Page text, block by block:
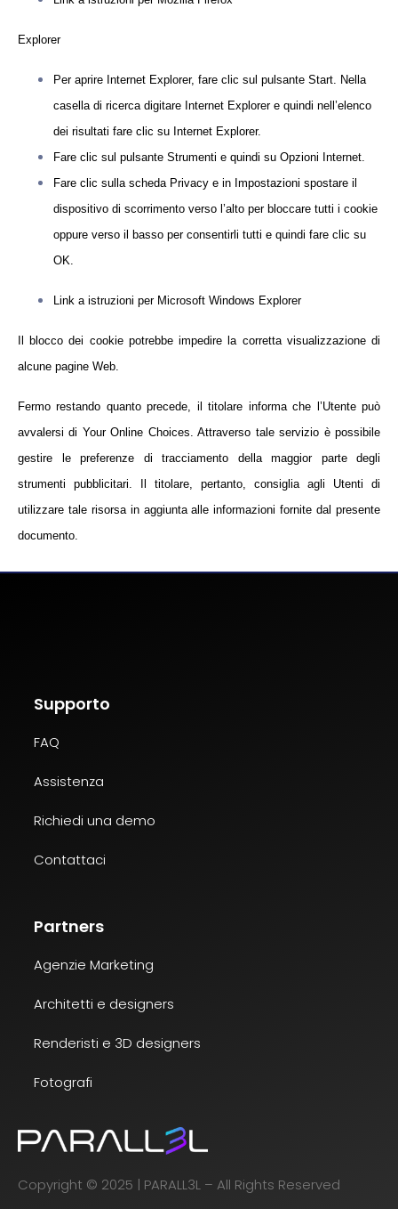
Explorer
Per aprire Internet Explorer, fare clic sul pulsante Start. Nella
casella di ricerca digitare Internet Explorer e quindi nell’elenco
dei risultati fare clic su Internet Explorer.
Fare clic sul pulsante Strumenti e quindi su Opzioni Internet.
Fare clic sulla scheda Privacy e in Impostazioni spostare il
dispositivo di scorrimento verso l’alto per bloccare tutti i cookie
oppure verso il basso per consentirli tutti e quindi fare clic su
OK.
Link a istruzioni per Microsoft Windows Explorer
Il blocco dei cookie potrebbe impedire la corretta visualizzazione di
alcune pagine Web.
Fermo restando quanto precede, il titolare informa che l’Utente può
avvalersi di Your Online Choices . Attraverso tale servizio è possibile
gestire le preferenze di tracciamento della maggior parte degli
strumenti pubblicitari. Il titolare, pertanto, consiglia agli Utenti di
utilizzare tale risorsa in aggiunta alle informazioni fornite dal presente
documento.
Copyright © 2025 | PARALL3L – All Rights Reserved
Partners
Agenzie Marketing
Architetti e designers
Renderisti e 3D designers
Fotografi
Supporto
FAQ
Assistenza
Richiedi una demo
Contattaci